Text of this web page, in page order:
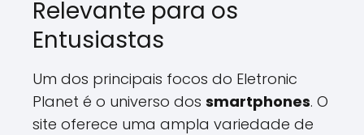
Relevante para os
Entusiastas
Um dos principais focos do Eletronic
Planet é o universo dos smartphones. O
site oferece uma ampla variedade de